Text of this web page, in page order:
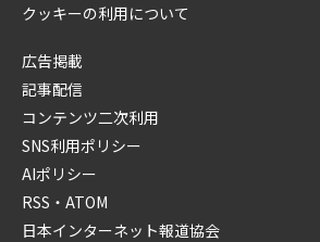
クッキーの利用について
広告掲載
記事配信
コンテンツ二次利用
SNS利用ポリシー
AIポリシー
RSS・ATOM
日本インターネット報道協会